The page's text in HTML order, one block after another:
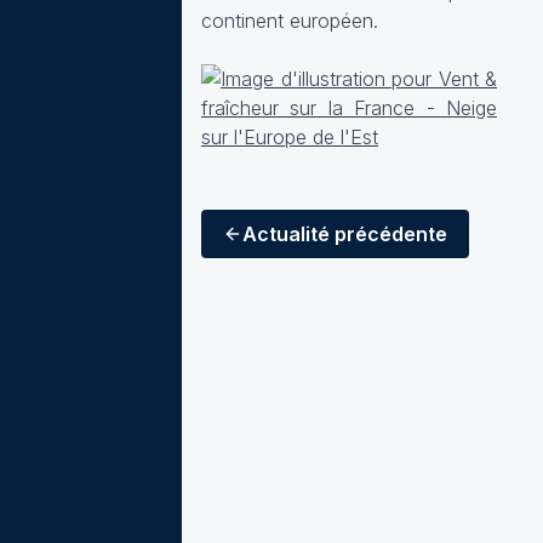
continent européen.
Actualité précédente